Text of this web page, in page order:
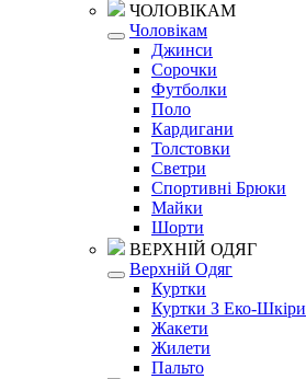
ЧОЛОВІКАМ
Чоловікам
Джинси
Сорочки
Футболки
Поло
Кардигани
Толстовки
Светри
Спортивні Брюки
Майки
Шорти
ВЕРХНІЙ ОДЯГ
Верхній Одяг
Куртки
Куртки З Еко-Шкіри
Жакети
Жилети
Пальто